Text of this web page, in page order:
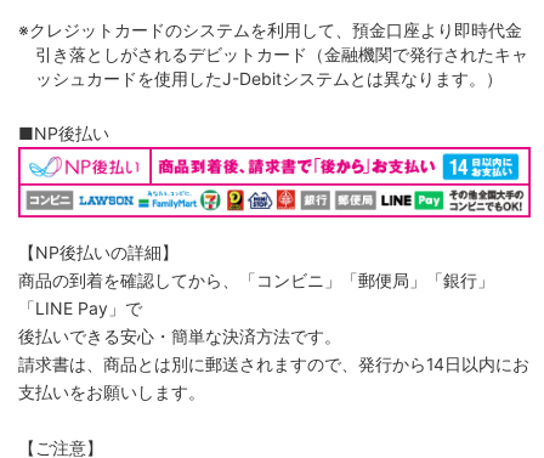
※クレジットカードのシステムを利用して、預金口座より即時代金
引き落としがされるデビットカード（金融機関で発行されたキャ
ッシュカードを使用したJ-Debitシステムとは異なります。）
■NP後払い
【NP後払いの詳細】
商品の到着を確認してから、「コンビニ」「郵便局」「銀行」
「LINE Pay」で
後払いできる安心・簡単な決済方法です。
請求書は、商品とは別に郵送されますので、発行から14日以内にお
支払いをお願いします。
【ご注意】